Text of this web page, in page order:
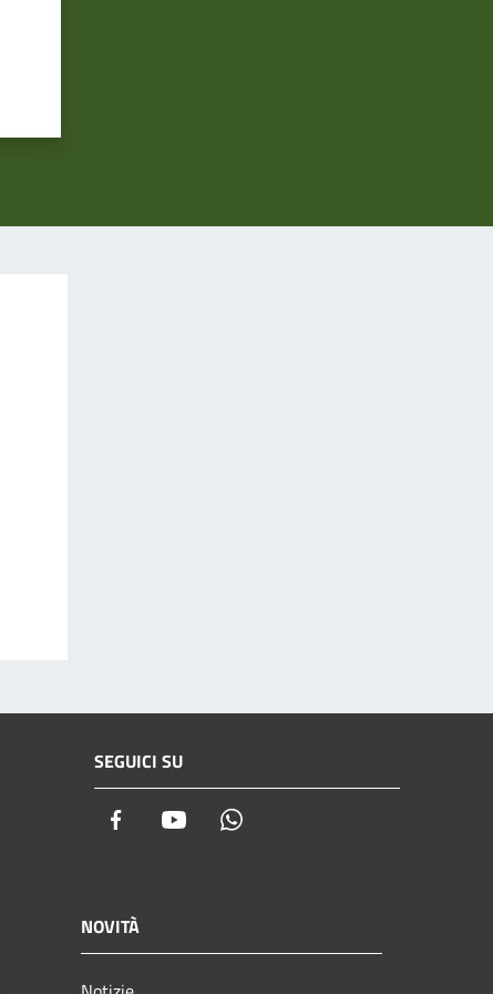
SEGUICI SU
Facebook Youtube
NOVITÀ